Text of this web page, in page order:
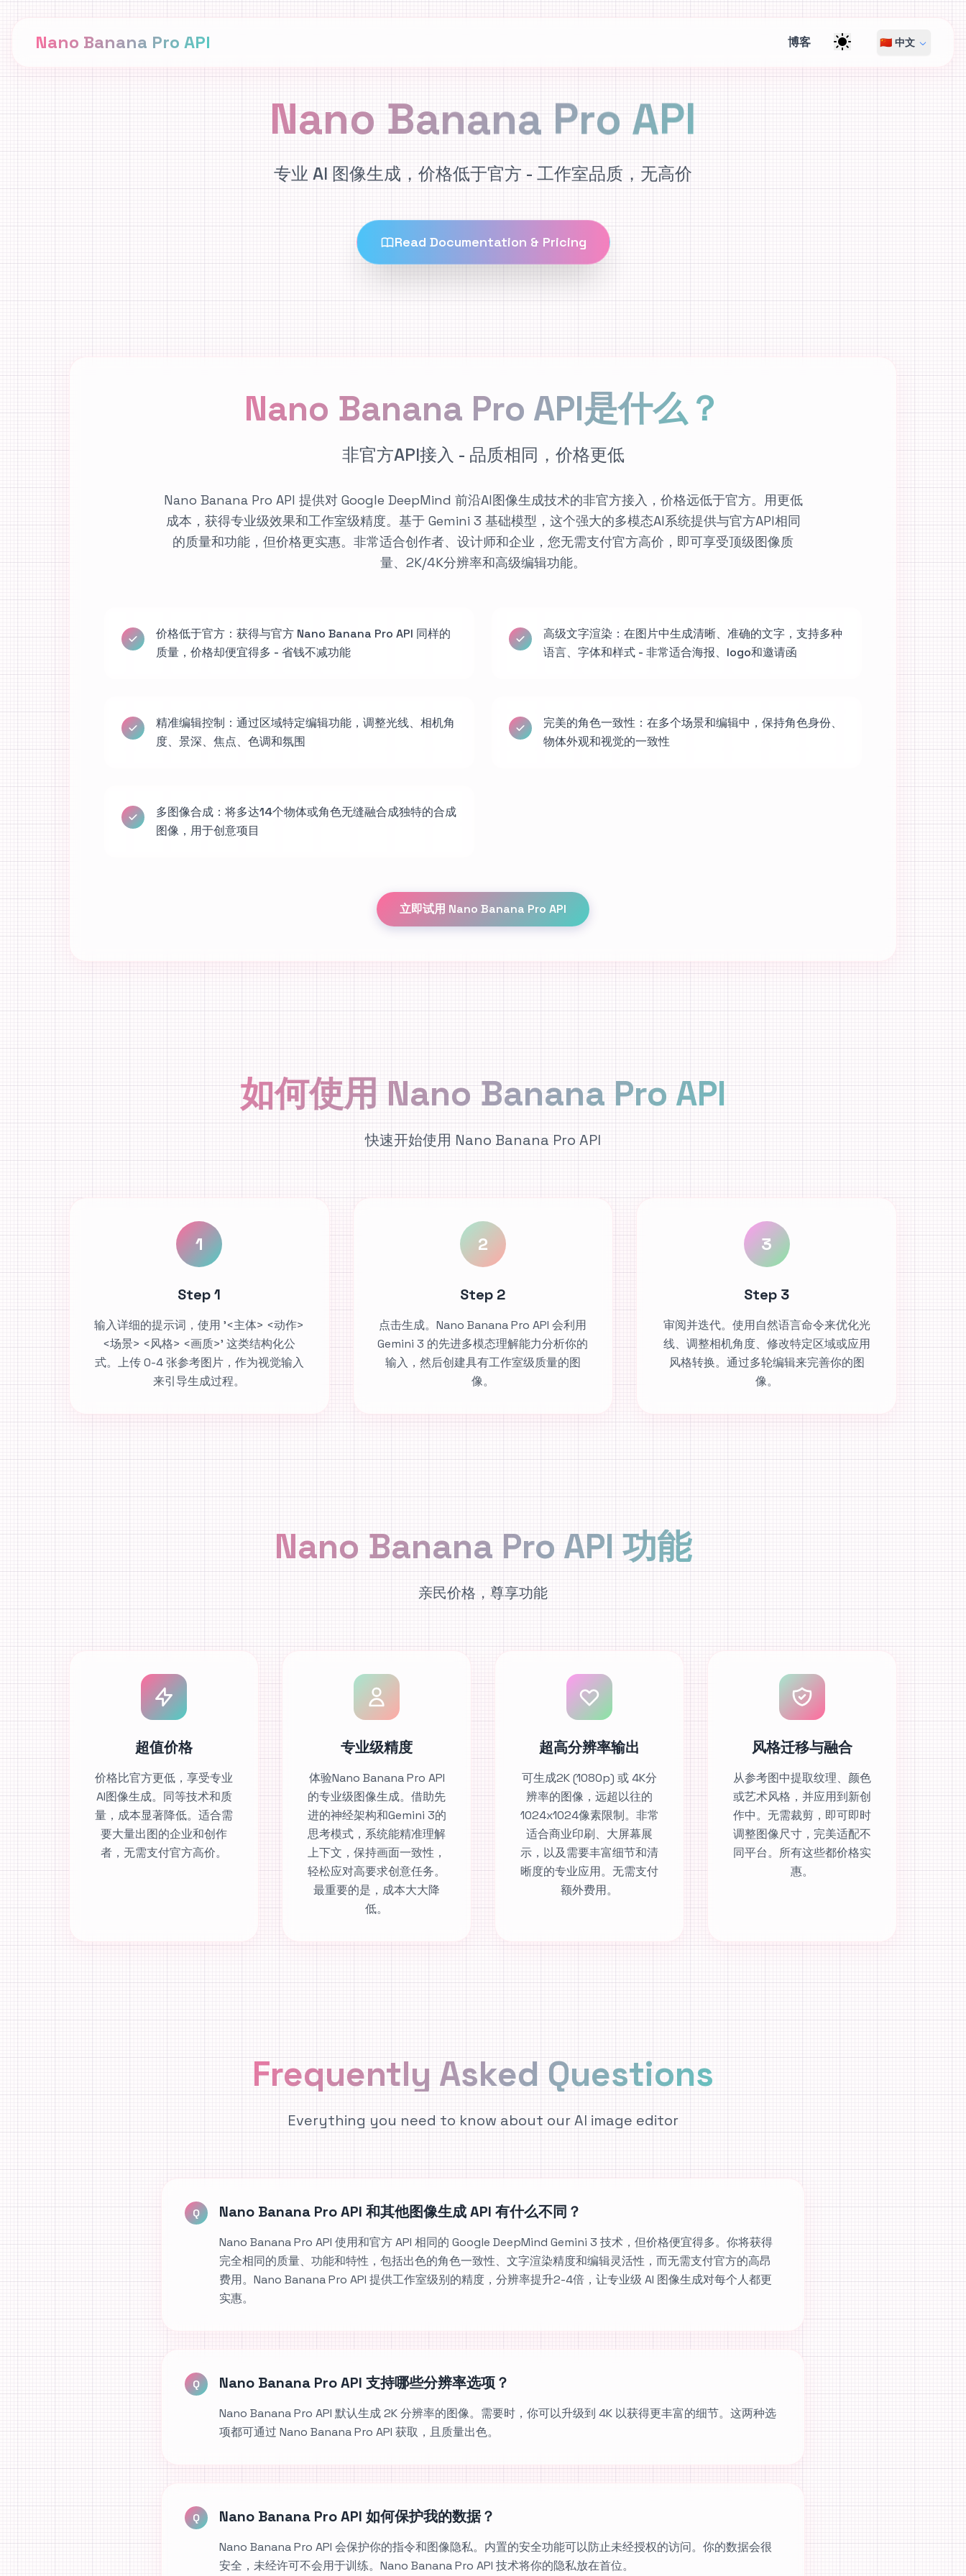
Nano Banana Pro API 博客 🇨🇳 中文
Nano Banana Pro API
专业 AI 图像生成，价格低于官方 - 工作室品质，无高价
Read Documentation & Pricing
Nano Banana Pro API是什么？
非官方API接入 - 品质相同，价格更低
Nano Banana Pro API 提供对 Google DeepMind 前沿AI图像生成技术的非官方接入，价格远低于官方。用更低
成本，获得专业级效果和工作室级精度。基于 Gemini 3 基础模型，这个强大的多模态AI系统提供与官方API相同
的质量和功能，但价格更实惠。非常适合创作者、设计师和企业，您无需支付官方高价，即可享受顶级图像质
量、2K/4K分辨率和高级编辑功能。
价格低于官方：获得与官方 Nano Banana Pro API 同样的
质量，价格却便宜得多 - 省钱不减功能
高级文字渲染：在图片中生成清晰、准确的文字，支持多种
语言、字体和样式 - 非常适合海报、logo和邀请函
精准编辑控制：通过区域特定编辑功能，调整光线、相机角
度、景深、焦点、色调和氛围
完美的角色一致性：在多个场景和编辑中，保持角色身份、
物体外观和视觉的一致性
多图像合成：将多达14个物体或角色无缝融合成独特的合成
图像，用于创意项目
立即试用 Nano Banana Pro API
如何使用 Nano Banana Pro API
快速开始使用 Nano Banana Pro API
1
Step 1
输入详细的提示词，使用 '<主体> <动作>
<场景> <风格> <画质>' 这类结构化公
式。上传 0-4 张参考图片，作为视觉输入
来引导生成过程。
2
Step 2
点击生成。Nano Banana Pro API 会利用
Gemini 3 的先进多模态理解能力分析你的
输入，然后创建具有工作室级质量的图
像。
3
Step 3
审阅并迭代。使用自然语言命令来优化光
线、调整相机角度、修改特定区域或应用
风格转换。通过多轮编辑来完善你的图
像。
Nano Banana Pro API 功能
亲民价格，尊享功能
超值价格
价格比官方更低，享受专业
AI图像生成。同等技术和质
量，成本显著降低。适合需
要大量出图的企业和创作
者，无需支付官方高价。
专业级精度
体验Nano Banana Pro API
的专业级图像生成。借助先
进的神经架构和Gemini 3的
思考模式，系统能精准理解
上下文，保持画面一致性，
轻松应对高要求创意任务。
最重要的是，成本大大降
低。
超高分辨率输出
可生成2K (1080p) 或 4K分
辨率的图像，远超以往的
1024x1024像素限制。非常
适合商业印刷、大屏幕展
示，以及需要丰富细节和清
晰度的专业应用。无需支付
额外费用。
风格迁移与融合
从参考图中提取纹理、颜色
或艺术风格，并应用到新创
作中。无需裁剪，即可即时
调整图像尺寸，完美适配不
同平台。所有这些都价格实
惠。
Frequently Asked Questions
Everything you need to know about our AI image editor
Q Nano Banana Pro API 和其他图像生成 API 有什么不同？
Nano Banana Pro API 使用和官方 API 相同的 Google DeepMind Gemini 3 技术，但价格便宜得多。你将获得
完全相同的质量、功能和特性，包括出色的角色一致性、文字渲染精度和编辑灵活性，而无需支付官方的高昂
费用。Nano Banana Pro API 提供工作室级别的精度，分辨率提升2-4倍，让专业级 AI 图像生成对每个人都更
实惠。
Q Nano Banana Pro API 支持哪些分辨率选项？
Nano Banana Pro API 默认生成 2K 分辨率的图像。需要时，你可以升级到 4K 以获得更丰富的细节。这两种选
项都可通过 Nano Banana Pro API 获取，且质量出色。
Q Nano Banana Pro API 如何保护我的数据？
Nano Banana Pro API 会保护你的指令和图像隐私。内置的安全功能可以防止未经授权的访问。你的数据会很
安全，未经许可不会用于训练。Nano Banana Pro API 技术将你的隐私放在首位。